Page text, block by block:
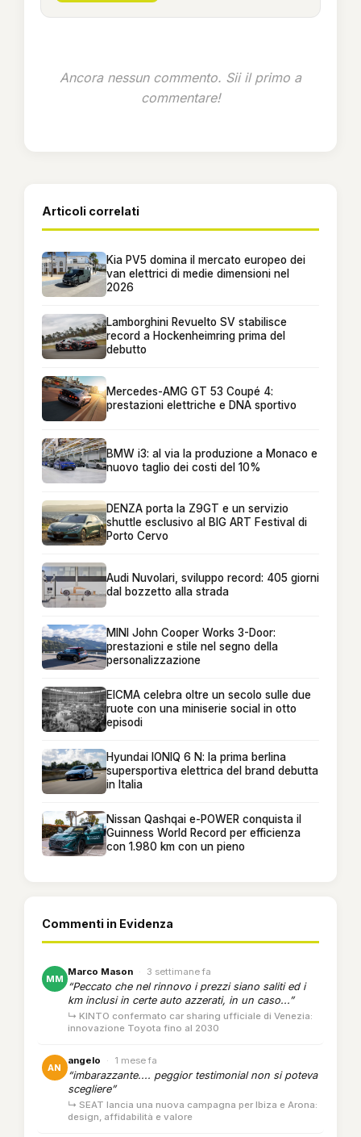
Ancora nessun commento. Sii il primo a
commentare!
Articoli correlati
Kia PV5 domina il mercato europeo dei
van elettrici di medie dimensioni nel
2026
Lamborghini Revuelto SV stabilisce
record a Hockenheimring prima del
debutto
Mercedes-AMG GT 53 Coupé 4:
prestazioni elettriche e DNA sportivo
BMW i3: al via la produzione a Monaco e
nuovo taglio dei costi del 10%
DENZA porta la Z9GT e un servizio
shuttle esclusivo al BIG ART Festival di
Porto Cervo
Audi Nuvolari, sviluppo record: 405 giorni
dal bozzetto alla strada
MINI John Cooper Works 3-Door:
prestazioni e stile nel segno della
personalizzazione
EICMA celebra oltre un secolo sulle due
ruote con una miniserie social in otto
episodi
Hyundai IONIQ 6 N: la prima berlina
supersportiva elettrica del brand debutta
in Italia
Nissan Qashqai e-POWER conquista il
Guinness World Record per efficienza
con 1.980 km con un pieno
Commenti in Evidenza
MM
Marco Mason · 3 settimane fa
“Peccato che nel rinnovo i prezzi siano saliti ed i
km inclusi in certe auto azzerati, in un caso...”
↳ KINTO confermato car sharing ufficiale di Venezia:
innovazione Toyota fino al 2030
AN
angelo · 1 mese fa
“imbarazzante.... peggior testimonial non si poteva
scegliere”
↳ SEAT lancia una nuova campagna per Ibiza e Arona:
design, affidabilità e valore